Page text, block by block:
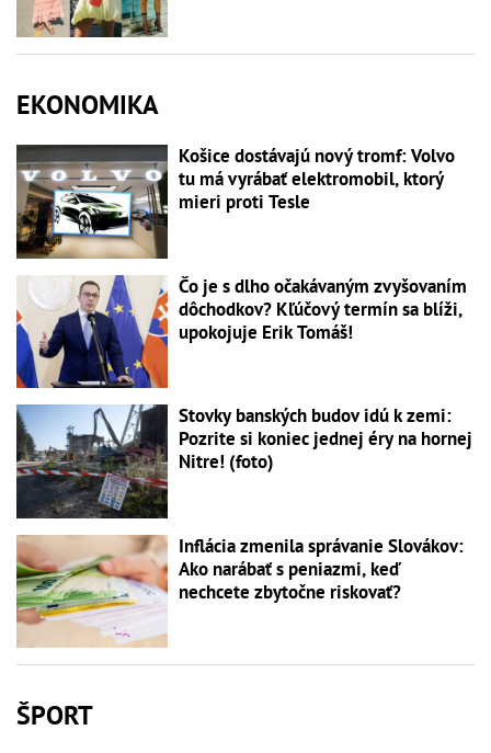
EKONOMIKA
Košice dostávajú nový tromf: Volvo
tu má vyrábať elektromobil, ktorý
mieri proti Tesle
Čo je s dlho očakávaným zvyšovaním
dôchodkov? Kľúčový termín sa blíži,
upokojuje Erik Tomáš!
Stovky banských budov idú k zemi:
Pozrite si koniec jednej éry na hornej
Nitre! (foto)
Inflácia zmenila správanie Slovákov:
Ako narábať s peniazmi, keď
nechcete zbytočne riskovať?
ŠPORT